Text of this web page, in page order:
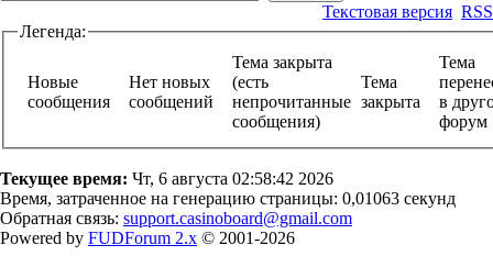
Текстовая версия RSS
Легенда:
Новые
сообщения
Нет новых
сообщений
Тема закрыта
(есть
непрочитанные
сообщения)
Тема
закрыта
Тема
в
Текущее время: Чт, 6 августа 02:58:42 2026
Время, затраченное на генерацию страницы: 0,01063 секунд
Обратная связь: support.casinoboard@gmail.com
Powered by FUDForum 2.x © 2001-2026